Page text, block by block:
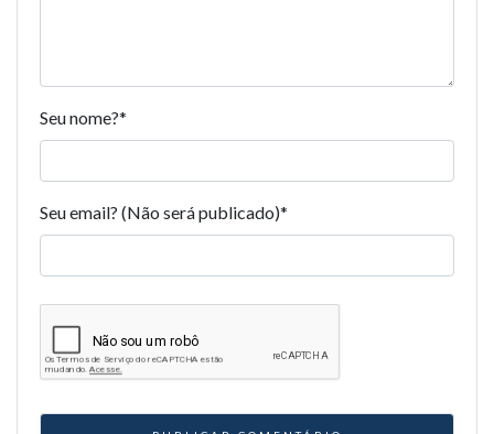
Seu nome?*
Seu email? (Não será publicado)*